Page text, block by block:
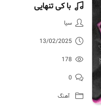
دانلود آهنگ
با کی تنهایی
سیا
13/02/2025
178
0
آهنگ